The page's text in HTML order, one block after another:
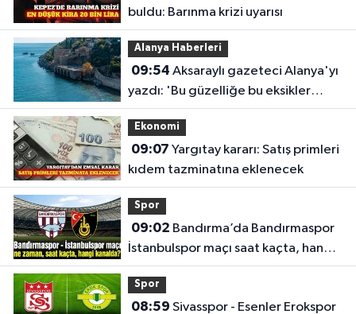
buldu: Barınma krizi uyarısı
Alanya Haberleri
09:54
yazdı: 'Bu güzelliğe bu eksikler
yakışmıyor'
Ekonomi
09:07
kıdem tazminatına eklenecek
Spor
09:02
İstanbulspor maçı saat kaçta, hangi
kanalda?
Spor
08:59